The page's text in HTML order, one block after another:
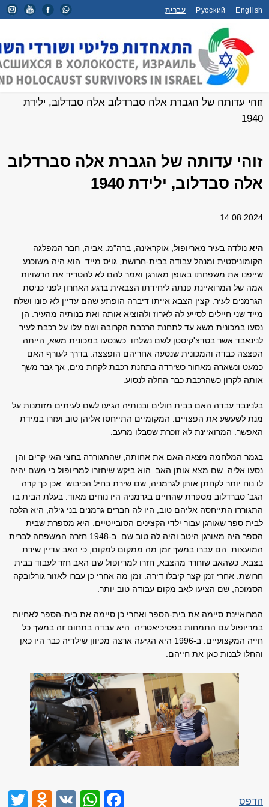
English
Русский עברית
דף הבית / ראיונות /
זוהי עדותה של הגברת אלה סברדלוב אלה סבדלוב, ילידת
1940
זוהי עדותה של הגברת אלה סברדלוב
אלה סבדלוב, ילידת 1940
14.08.2024
היא נולדה בעיר מאריופול, אוקראינה, ברה"מ. אביה, חבר המפלגה
הקומוניסטית ומנהל עבודה בבית-חרושת, גויס מייד. הוא היה משוכנע
שייפנו את משפחתו באופן מאורגן ואמר להם לא להטריד את הרשויות.
אמה של המרואיינת פנתה ליחידתו הצבאית ברגע האחרון לפני כניסת
הגרמנים לעיר. קצין הצבא אייתו דיברה הופתע שהם עדיין לא פונו ושלח
מייד שני חיילים לסייע לה לארוז ולהוציא אותה ואת בנותיה מהעיר. הן
נסעו במכונית משא עד לתחנת הרכבת הקרובה ושם עלו על רכבת לעיר
לנינאבד אשר בטדצ'קיסטן לשם נשלחו. כשנסעו במכונית משא, הייתה
הפצצה כבדה והמכונית שנסעה אחריהם הופצצה. בדרך לעורף האם
כמעט ונשארה מאחור כשירדה בתחנת רכבת לקחת מים, אך גבר משך
אותה לקרון כשהרכבת כבר החלה לנסוע.
בלנינבד עבדה האם בבית חולים ובנותיה הגיעו לשם לעיתים מזומנות על
מנת לשעשע את הפצויים. המקומיים התייחסו אליהן טוב ועזרו במידת
האפשר. המרואיינת לא זוכרת שסבלו מרעב.
בגמר המלחמה מצאה האם את אחותה, שהתגוררה בחצי האי קרים והן
נסעו אליה. שם מצא אותן האב. הוא ביקש שיחזרו למריופול כי משם יהיה
לו נוח יותר לקחתן אותן לגרמניה, שם שירת בחיל הכיבוש. אכן כך קרה.
הגב' סברדלוב מספרת שהחיים בגרמניה היו נוחים מאוד. בעלת הבית בו
התגוררו התייחסה אליהם טוב, היו לה חברים גרמנים בני גילה, היא הלכה
לבית ספר שאורגן עבור ילדי הקצינים הסובייטיים. היא מספרת שבית
הספר היה מאורגן היטב והיה לה טוב שם. ב-1948 חזרה המשפחה לברית
המועצות. הם עברו במשך זמן מה ממקום למקום, כי האב עדיין שירת
בצבא. כשהאב שוחרר מהצבא, חזרו למריופול שם האב חזר לעבוד בבית
חרושת. אחרי זמן קצר קיבלו דירה. זמן מה אחרי כן עברו לאזור גורלובקה
הסמוכה, שם הציעו לאב מקום עבודה טוב יותר.
המרואיינת סיימה את בית-הספר ואחרי כן סיימה את בית-הספר לאחיות
במריופול עם התמחות בפסיכיאטריה. היא עבדה בתחום זה במשך כל
חייה המקצועיים. ב-1996 היא הגיעה ארצה מכיוון שילדיה כבר היו כאן
והחלו לבנות כאן את חייהם.
הדפס Facebook
VK